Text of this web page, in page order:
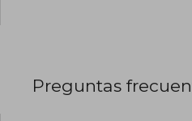
Preguntas